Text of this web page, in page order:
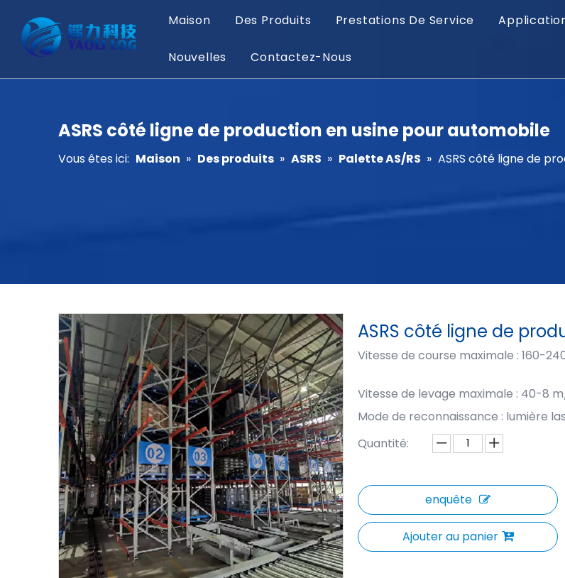
Maison Des Produits Prestations De Service
Nouvelles Contactez-Nous
ASRS côté ligne de production en usine pour automobile
Vous êtes ici: Maison » Des produits » ASRS » Palette AS/RS » ASRS côté ligne de
ASRS côté ligne de
Vitesse de course maximale : 160-
Vitesse de levage maximale : 40-8
Mode de reconnaissance : lumière
Quantité:
enquête
Ajouter au panier